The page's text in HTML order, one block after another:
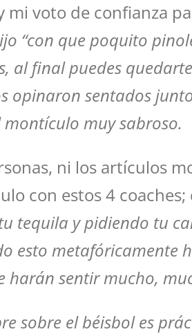
mi voto de confianza
“con que poquito
final puedes
opinaron sentados
muy sabroso.
ni los artículos
con estos 4 coaches;
tequila y pidiendo tu
esto metafóricamente
harán sentir mucho,
sobre el béisbol es